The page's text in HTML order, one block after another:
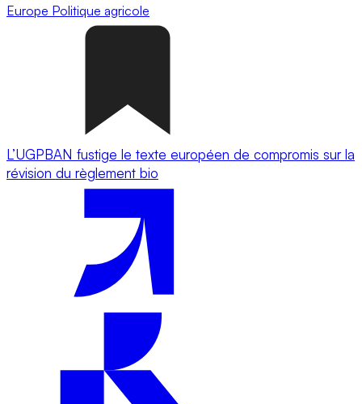
Europe Politique agricole
L’UGPBAN fustige le texte européen de compromis sur la
révision du règlement bio